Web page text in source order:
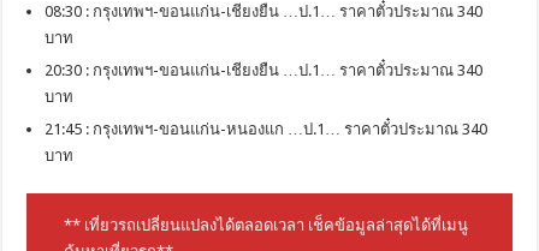
08:30 : กรุงเทพฯ-ขอนแก่น-เชียงยืน …ป.1… ราคาตั๋วประมาณ 340
บาท
20:30 : กรุงเทพฯ-ขอนแก่น-เชียงยืน …ป.1… ราคาตั๋วประมาณ 340
บาท
21:45 : กรุงเทพฯ-ขอนแก่น-หนองแก …ป.1… ราคาตั๋วประมาณ 340
บาท
** เที่ยวรถเปลี่ยนแปลงได้ตลอดเวลา เช็คข้อมูลล่าสุดได้ที่เมนู